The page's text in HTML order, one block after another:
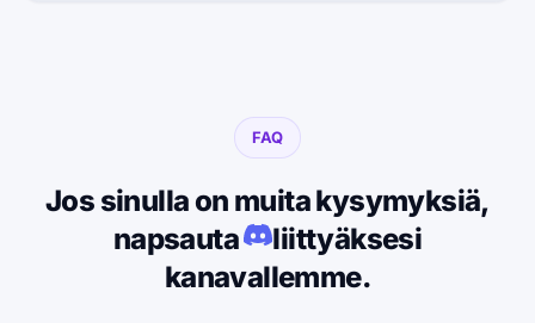
FAQ
Jos sinulla on muita kysymyksiä,
napsauta
liittyäksesi
kanavallemme.